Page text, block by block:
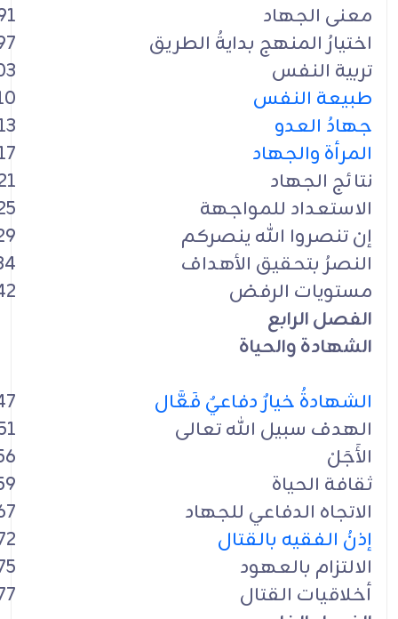
معنى الجهاد
اختيارُ المنهج بدايةُ الطريق
تربية النفس
طبيعة النفس
جهادُ العدو
المرأة والجهاد
نتائج الجهاد
الاستعداد للمواجهة
إن تنصروا الله ينصركم
النصرُ بتحقيق الأهداف
مستويات الرفض
الفصل الرابع
الشهادة والحياة
الشهادةُ خيارٌ دفاعيٌ فَعَّال
الهدف سبيل الله تعالى
الأَجَلْ
ثقافة الحياة
الاتجاه الدفاعي للجهاد
إذنُ الفقيه بالقتال
الالتزام بالعهود
أخلاقيات القتال